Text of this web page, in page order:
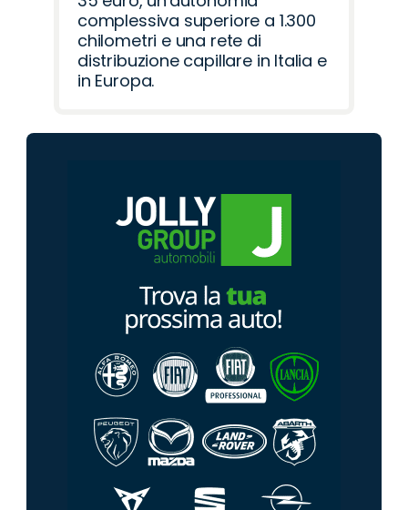
complessiva superiore a 1.300
chilometri e una rete di
distribuzione capillare in Italia e
in Europa.